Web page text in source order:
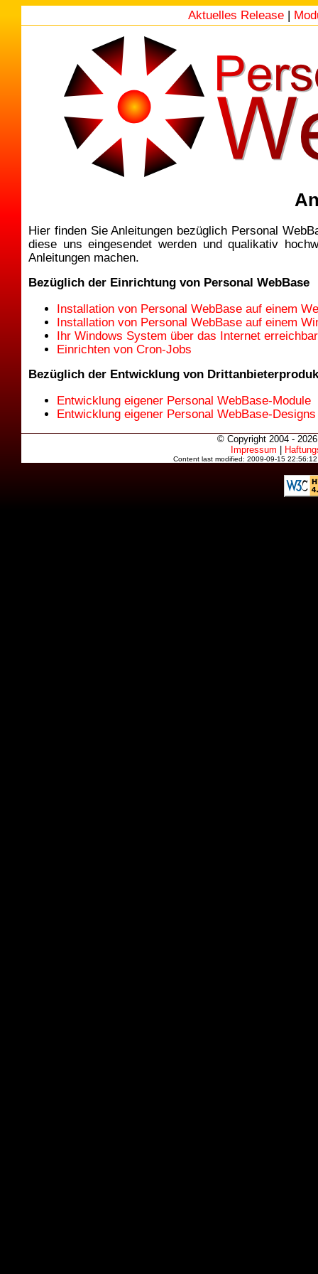
Aktuelles Release |
Hier finden Sie Anleitungen bezüglich Personal
diese uns eingesendet werden und qualikativ
Anleitungen machen.
Bezüglich der Einrichtung von Personal WebBase
Installation von Personal WebBase auf einem
Installation von Personal WebBase auf einem
Ihr Windows System über das Internet
Einrichten von Cron-Jobs
Bezüglich der Entwicklung von
Entwicklung eigener Personal WebBase-Module
Entwicklung eigener Personal WebBase-Designs
© Copyright 2004 -
Impressum
Content last modified: 2009-09-15